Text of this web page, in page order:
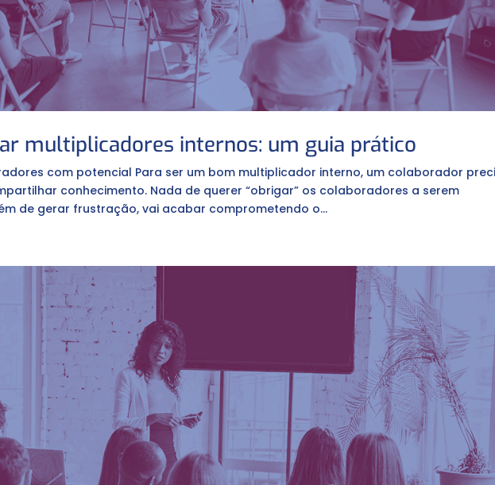
multiplicadores internos: um guia prático
com potencial Para ser um bom multiplicador interno, um colaborador
conhecimento. Nada de querer “obrigar” os colaboradores a serem
de gerar frustração, vai acabar comprometendo o...